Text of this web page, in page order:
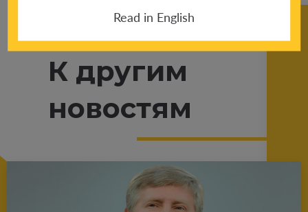
К другим
новостям
Read in English